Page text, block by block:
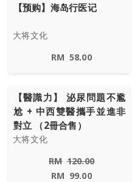
【预购】海岛行医记
大将文化
RM 58.00
【醫識力】 泌尿問題不尷
尬 + 中西雙醫攜手並進非
對立 （2冊合售）
大将文化
RM 120.00
RM 99.00